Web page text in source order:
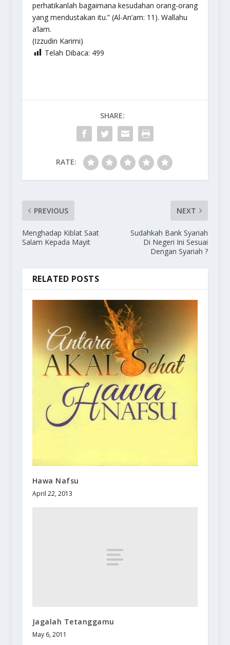
perhatikanlah bagaimana kesudahan orang-orang
yang mendustakan itu.”(Al-An’am: 11). Wallahu
a’lam.
(Izzudin Karimi)
Telah Dibaca: 499
SHARE:
RATE:
PREVIOUS
Menghadap Kiblat Saat
Salam Kepada Mayit
NEXT
Sudahkah Bank Syariah
Di Negeri Ini Sesuai
Dengan Syariah ?
RELATED POSTS
Hawa Nafsu
April 22, 2013
Jagalah Tetanggamu
May 6, 2011